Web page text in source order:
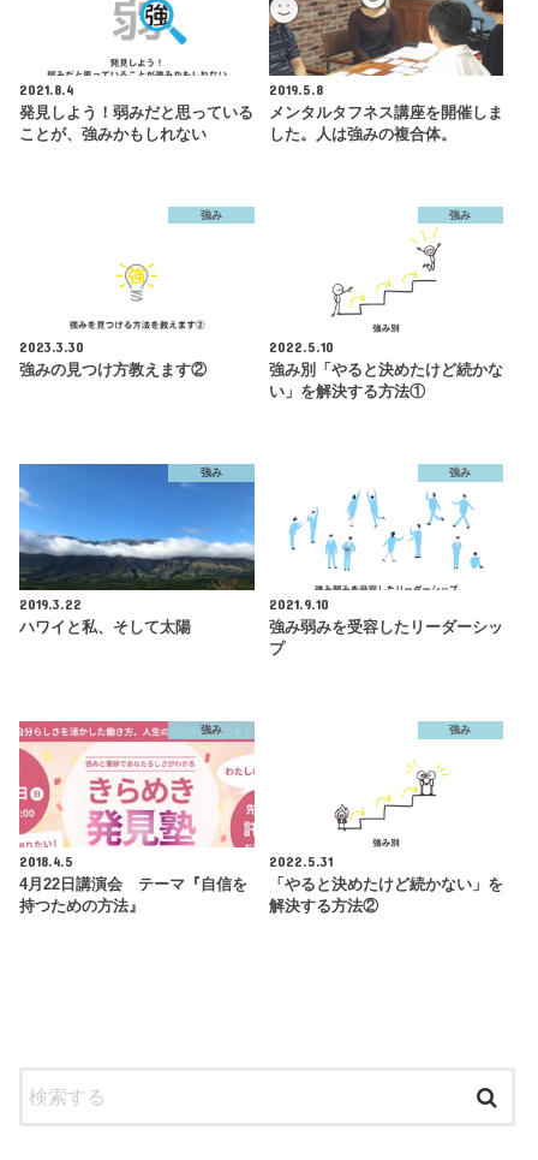
2021.8.4
発見しよう！弱みだと思っている
ことが、強みかもしれない
2019.5.8
メンタルタフネス講座を開催しま
した。人は強みの複合体。
強み
2023.3.30
強みの見つけ方教えます②
強み
2022.5.10
強み別「やると決めたけど続かな
い」を解決する方法①
強み
2019.3.22
ハワイと私、そして太陽
強み
2021.9.10
強み弱みを受容したリーダーシッ
プ
強み
2018.4.5
4月22日講演会 テーマ『自信を
持つための方法』
強み
2022.5.31
「やると決めたけど続かない」を
解決する方法②